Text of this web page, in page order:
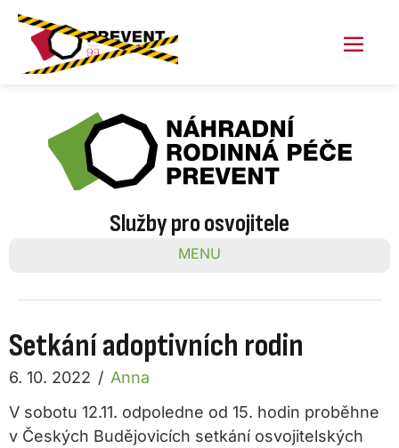
Skip
content
Služby pro osvojitele
MENU
Setkání adoptivních rodin
6. 10. 2022 / Anna
V sobotu 12.11. odpoledne od 15. hodin proběhne
v Českých Budějovicích setkání osvojitelských